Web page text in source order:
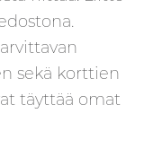
sekä korttien
täyttää omat